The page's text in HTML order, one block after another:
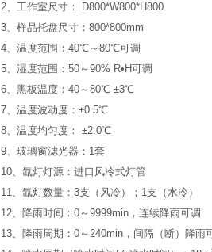
2、工作室尺寸： D800*W800*H800
3、样品托盘尺寸：800*800mm
4、温度范围：40℃～80℃可调
5、湿度范围：50～90% R•H可调
6、黑板温度：40～80℃ ±3℃
7、温度波动度：±0.5℃
8、温度均匀度： ±2.0℃
9、玻璃窗滤光器：1套
10、氙灯灯源：进口风冷式灯管
11、氙灯数量：3支（风冷）；1支（水冷）
12、降雨时间：0～9999min，连续降雨可调
13、降雨周期：0～240min，间隔（断）降雨